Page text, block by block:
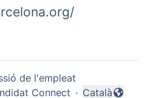
de l'empleat
Connect · Català